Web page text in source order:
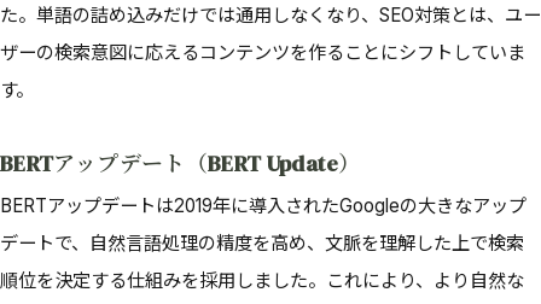
た。単語の詰め込みだけでは通用しなくなり、SEO対策とは、ユー
ザーの検索意図に応えるコンテンツを作ることにシフトしていま
す。
BERTアップデート（BERT Update）
BERTアップデートは2019年に導入されたGoogleの大きなアップ
デートで、自然言語処理の精度を高め、文脈を理解した上で検索
順位を決定する仕組みを採用しました。これにより、より自然な